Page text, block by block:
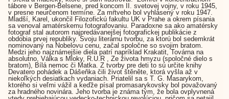
tábore v Bergen-Belsene, pred koncom II. svetovej vojny, v roku 1945,
v presne neurčenom termíne. Za mŕtveho bol vyhlásený v roku 1947.
Mladší, Karel, ukončil Filozofickú fakultu UK v Prahe a okrem písania
sa venoval amatérskemu fotografovaniu. Paradoxne sa ako amatérsky
fotograf stal autorom najpredávanejšej fotografickej publikácie z
obdobia prvej republiky. Svoju literárnu tvorbu, za ktorú bol sedemkrát
nominovaný na Nobelovu cenu, začal spoločne so svojim bratom.
Medzi jeho najznámejšie diela patrí napríklad Krakatit, Továrna na
absolutno, Válka s Mloky, R.U.R , Ze života hmyzu (spoločné dielo s
bratom), Bílá nemoc či Matka. Z tvorby pre deti to sú určite knihy
Devatero pohádek a Dášeňka čili život štěněte, ktorá vyšla až v
niekoľkých desiatkach vydaniach. Priatelil sa s T. G. Masarykom,
ktorého si veľmi vážil a keďže písal promasarykovsky bol považovaný
za hradného novinára. Jeho tvorba je známa tým, že bola ovplyvnená